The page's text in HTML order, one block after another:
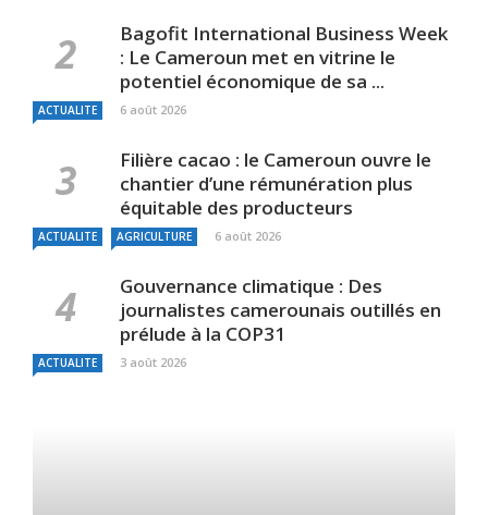
Bagofit International Business Week
: Le Cameroun met en vitrine le
potentiel économique de sa ...
ACTUALITE 6 août 2026
Filière cacao : le Cameroun ouvre le
chantier d’une rémunération plus
équitable des producteurs
ACTUALITE AGRICULTURE 6 août 2026
Gouvernance climatique : Des
journalistes camerounais outillés en
prélude à la COP31
ACTUALITE 3 août 2026